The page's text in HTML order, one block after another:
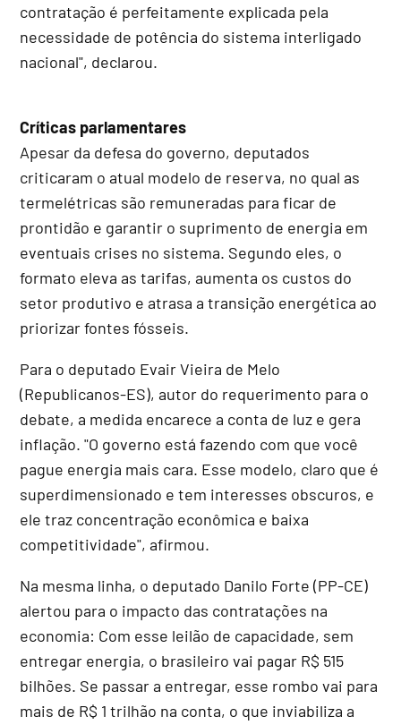
contratação é perfeitamente explicada pela
necessidade de potência do sistema interligado
nacional", declarou.
Críticas parlamentares
Apesar da defesa do governo, deputados
criticaram o atual modelo de reserva, no qual as
termelétricas são remuneradas para ficar de
prontidão e garantir o suprimento de energia em
eventuais crises no sistema. Segundo eles, o
formato eleva as tarifas, aumenta os custos do
setor produtivo e atrasa a transição energética ao
priorizar fontes fósseis.
Para o deputado Evair Vieira de Melo
(Republicanos-ES), autor do requerimento para o
debate, a medida encarece a conta de luz e gera
inflação. "O governo está fazendo com que você
pague energia mais cara. Esse modelo, claro que é
superdimensionado e tem interesses obscuros, e
ele traz concentração econômica e baixa
competitividade", afirmou.
Na mesma linha, o deputado Danilo Forte (PP-CE)
alertou para o impacto das contratações na
economia: Com esse leilão de capacidade, sem
entregar energia, o brasileiro vai pagar R$ 515
bilhões. Se passar a entregar, esse rombo vai para
mais de R$ 1 trilhão na conta, o que inviabiliza a